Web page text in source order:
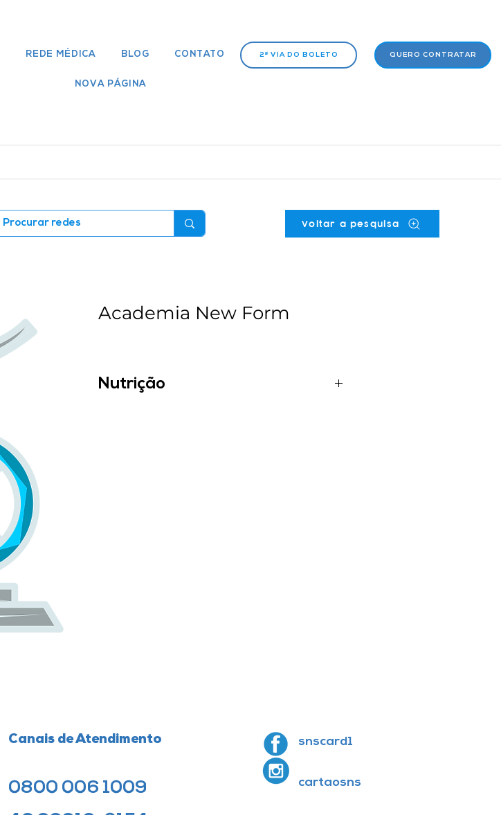
REDE MÉDICA BLOG CONTATO
NOVA PÁGINA
2ª VIA DO BOLETO QUERO CONTRATAR
Voltar a pesquisa
Academia New Form
Nutrição
Canais de Atendimento
0800 006 1009
snscard1
cartaosns